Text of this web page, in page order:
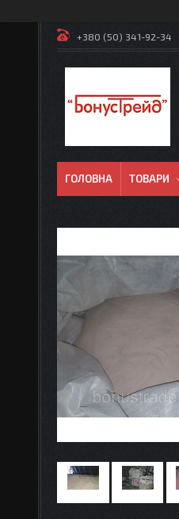
+380 (50) 341-92-34
ГОЛОВНА ТОВАРИ